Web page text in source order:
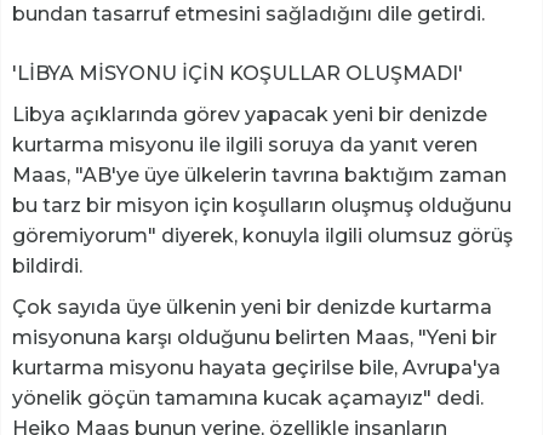
bundan tasarruf etmesini sağladığını dile getirdi.
'LİBYA MİSYONU İÇİN KOŞULLAR OLUŞMADI'
Libya açıklarında görev yapacak yeni bir denizde
kurtarma misyonu ile ilgili soruya da yanıt veren
Maas, "AB'ye üye ülkelerin tavrına baktığım zaman
bu tarz bir misyon için koşulların oluşmuş olduğunu
göremiyorum" diyerek, konuyla ilgili olumsuz görüş
bildirdi.
Çok sayıda üye ülkenin yeni bir denizde kurtarma
misyonuna karşı olduğunu belirten Maas, "Yeni bir
kurtarma misyonu hayata geçirilse bile, Avrupa'ya
yönelik göçün tamamına kucak açamayız" dedi.
Heiko Maas bunun yerine, özellikle insanların